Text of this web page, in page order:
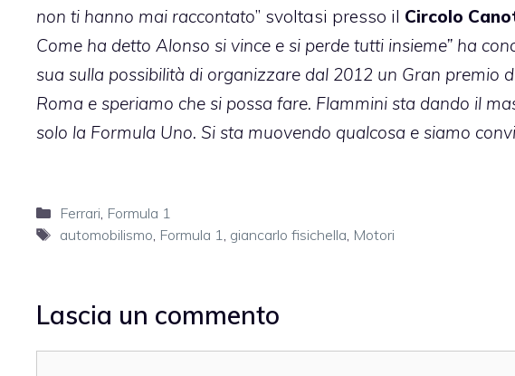
non ti hanno mai raccontato” svoltasi presso il Circolo
Come ha detto Alonso si vince e si perde tutti insieme” ha
sua sulla possibilità di organizzare dal 2012 un Gran premio
Roma e speriamo che si possa fare. Flammini sta dando il
solo la Formula Uno. Si sta muovendo qualcosa e siamo
Categorie
Ferrari Formula 1
Tag
automobilismo Formula 1 giancarlo fisichella Motori
Lascia un commento